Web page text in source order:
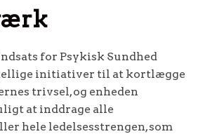
for Psykisk Sundhed
initiativer til at kortlægge
trivsel, og enheden
at inddrage alle
hele ledelsesstrengen, som